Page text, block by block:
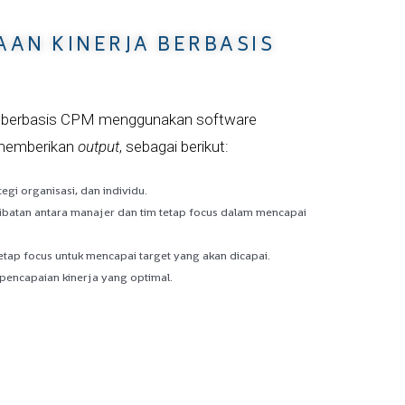
KINERJA BERBASIS
CPM menggunakan software
output, sebagai berikut:
organisasi, dan individu.
antara manajer dan tim tetap focus dalam mencapai
focus untuk mencapai target yang akan dicapai.
kinerja yang optimal.